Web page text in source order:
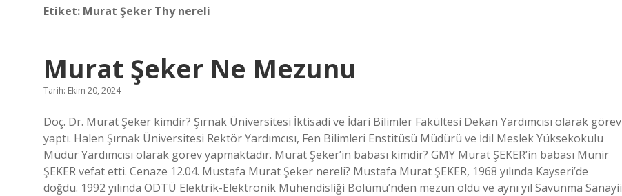
Etiket: Murat Şeker Thy nereli
Murat Şeker Ne Mezunu
Tarih: Ekim 20, 2024
Doç. Dr. Murat Şeker kimdir? Şırnak Üniversitesi İktisadi ve İdari Bilimler Fakültesi Dekan Yardımcısı olarak görev
yaptı. Halen Şırnak Üniversitesi Rektör Yardımcısı, Fen Bilimleri Enstitüsü Müdürü ve İdil Meslek Yüksekokulu
Müdür Yardımcısı olarak görev yapmaktadır. Murat Şeker’in babası kimdir? GMY Murat ŞEKER’in babası Münir
ŞEKER vefat etti. Cenaze 12.04. Mustafa Murat Şeker nereli? Mustafa Murat ŞEKER, 1968 yılında Kayseri’de
doğdu. 1992 yılında ODTÜ Elektrik-Elektronik Mühendisliği Bölümü’nden mezun oldu ve aynı yıl Savunma Sanayii